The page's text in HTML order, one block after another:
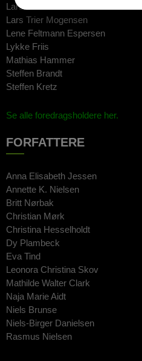
Lars Findsen
Lars Trier Mogensen
Lene Feltmann Espersen
Lykke Friis
Mathias Hammer
Steffen Brandt
Steffen Kretz
Se alle foredragsholdere her.
FORFATTERE
Anna Elisabeth Jessen
Annette K. Nielsen
Britt Nørbak
Christian Mørk
Christina Hesselholdt
Dy Plambeck
Eva Tind
Leonora Christina Skov
Mathilde Walter Clark
Naja Marie Aidt
Niels Brunse
Niels-Birger Danielsen
Rasmus Nielsen
MARKETING